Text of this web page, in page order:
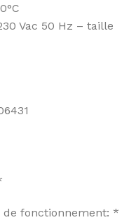
Vac 50 Hz – taille
de fonctionnement: *